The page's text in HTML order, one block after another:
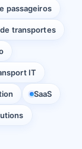
passageiros
transportes
IT
SaaS